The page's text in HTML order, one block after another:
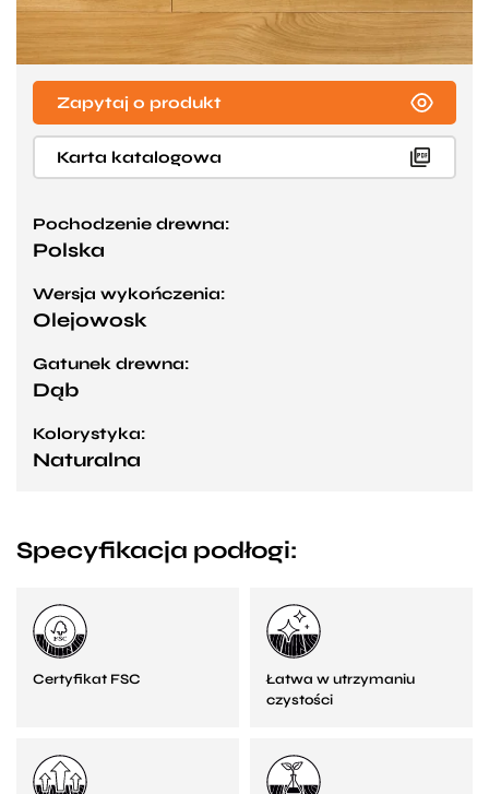
Zapytaj o produkt
Karta katalogowa
Pochodzenie drewna:
Polska
Wersja wykończenia:
Olejowosk
Gatunek drewna:
Dąb
Kolorystyka:
Naturalna
Specyfikacja podłogi:
Certyfikat FSC
Łatwa w utrzymaniu
czystości